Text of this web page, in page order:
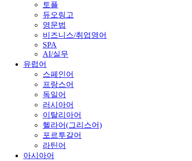
토플
듀오링고
영문법
비즈니스/취업영어
SPA
AI/실무
유럽어
스페인어
프랑스어
독일어
러시아어
이탈리아어
헬라어(그리스어)
포르투갈어
라틴어
아시아어